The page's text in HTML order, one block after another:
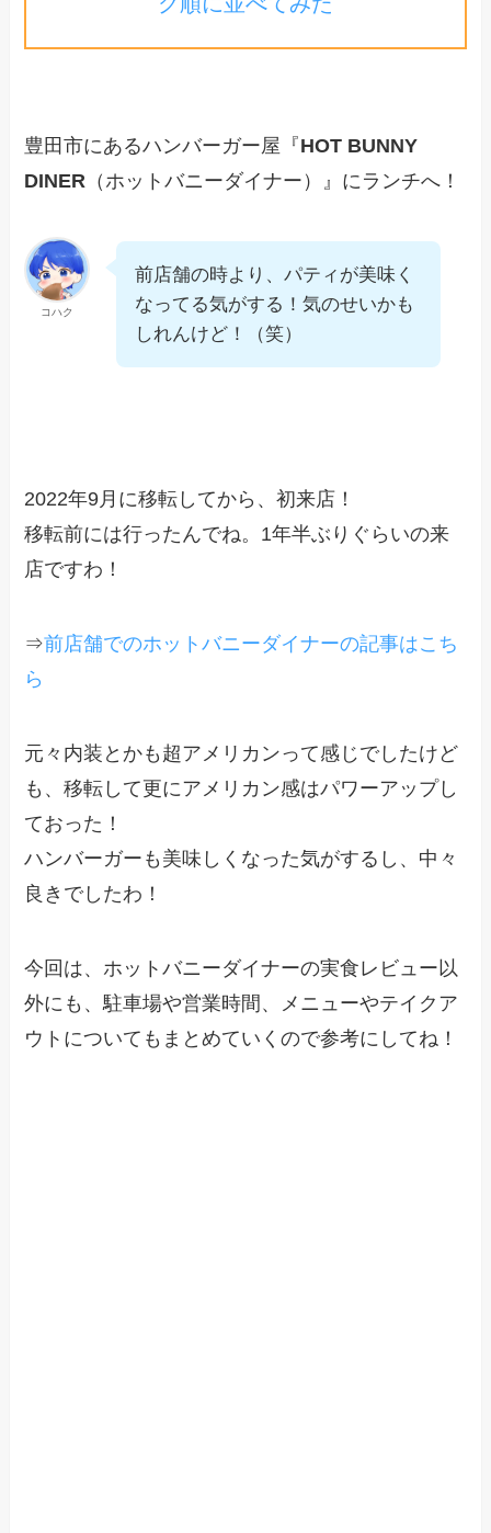
豊田市にあるハンバーガー屋『HOT BUNNY
DINER （ホットバニーダイナー）』にランチへ！
コハク
前店舗の時より、パティが美味く
なってる気がする！気のせいかも
しれんけど！（笑）
2022年9月に移転してから、初来店！
移転前には行ったんでね。1年半ぶりぐらいの来
店ですわ！
⇒前店舗でのホットバニーダイナーの記事はこち
ら
元々内装とかも超アメリカンって感じでしたけど
も、移転して更にアメリカン感はパワーアップし
ておった！
ハンバーガーも美味しくなった気がするし、中々
良きでしたわ！
今回は、ホットバニーダイナーの実食レビュー以
外にも、駐車場や営業時間、メニューやテイクア
ウトについてもまとめていくので参考にしてね！